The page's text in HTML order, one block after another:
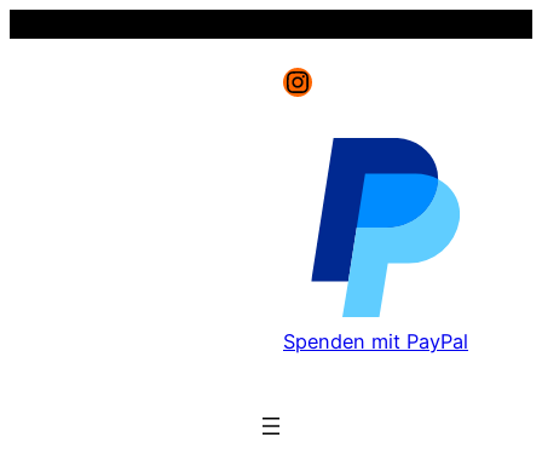
Instagram
Spenden mit PayPal